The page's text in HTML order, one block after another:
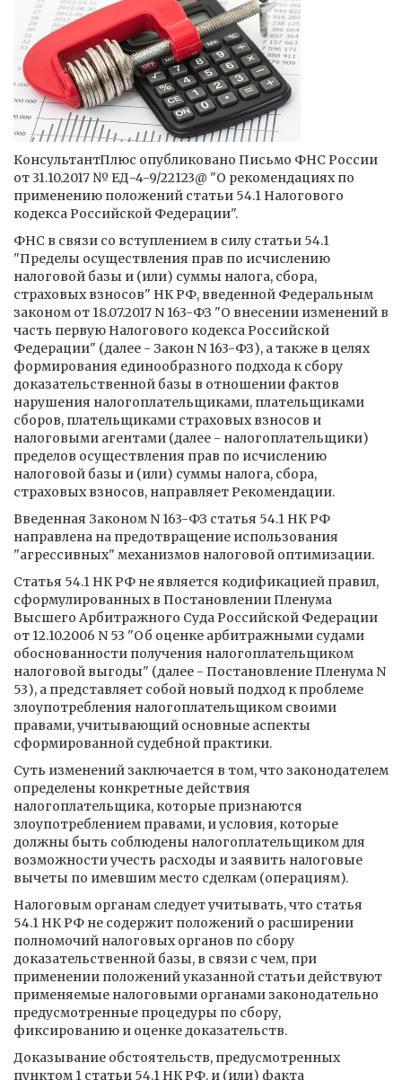
КонсультантПлюс опубликовано Письмо ФНС России
от 31.10.2017 № ЕД-4-9/22123@ "О рекомендациях по
применению положений статьи 54.1 Налогового
кодекса Российской Федерации".
ФНС в связи со вступлением в силу статьи 54.1
"Пределы осуществления прав по исчислению
налоговой базы и (или) суммы налога, сбора,
страховых взносов" НК РФ, введенной Федеральным
законом от 18.07.2017 N 163-ФЗ "О внесении изменений в
часть первую Налогового кодекса Российской
Федерации" (далее - Закон N 163-ФЗ), а также в целях
формирования единообразного подхода к сбору
доказательственной базы в отношении фактов
нарушения налогоплательщиками, плательщиками
сборов, плательщиками страховых взносов и
налоговыми агентами (далее - налогоплательщики)
пределов осуществления прав по исчислению
налоговой базы и (или) суммы налога, сбора,
страховых взносов, направляет Рекомендации.
Введенная Законом N 163-ФЗ статья 54.1 НК РФ
направлена на предотвращение использования
"агрессивных" механизмов налоговой оптимизации.
Статья 54.1 НК РФ не является кодификацией правил,
сформулированных в Постановлении Пленума
Высшего Арбитражного Суда Российской Федерации
от 12.10.2006 N 53 "Об оценке арбитражными судами
обоснованности получения налогоплательщиком
налоговой выгоды" (далее - Постановление Пленума N
53), а представляет собой новый подход к проблеме
злоупотребления налогоплательщиком своими
правами, учитывающий основные аспекты
сформированной судебной практики.
Суть изменений заключается в том, что законодателем
определены конкретные действия
налогоплательщика, которые признаются
злоупотреблением правами, и условия, которые
должны быть соблюдены налогоплательщиком для
возможности учесть расходы и заявить налоговые
вычеты по имевшим место сделкам (операциям).
Налоговым органам следует учитывать, что статья
54.1 НК РФ не содержит положений о расширении
полномочий налоговых органов по сбору
доказательственной базы, в связи с чем, при
применении положений указанной статьи действуют
применяемые налоговыми органами законодательно
предусмотренные процедуры по сбору,
фиксированию и оценке доказательств.
Доказывание обстоятельств, предусмотренных
пунктом 1 статьи 54.1 НК РФ, и (или) факта